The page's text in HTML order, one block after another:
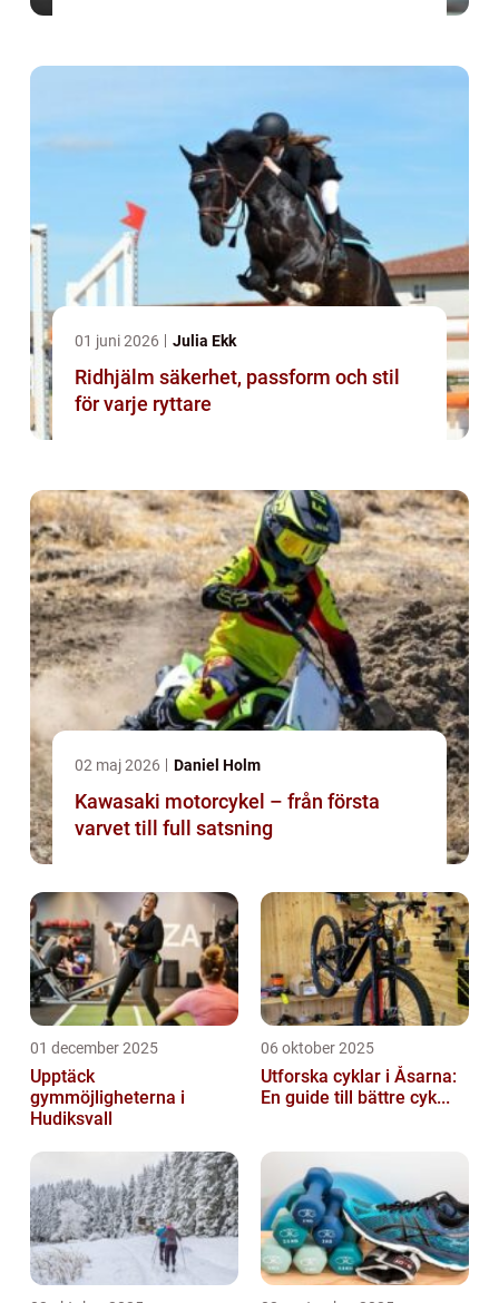
01 juni 2026 Julia Ekk
Ridhjälm säkerhet, passform och stil
för varje ryttare
02 maj 2026 Daniel Holm
Kawasaki motorcykel – från första
varvet till full satsning
01 december 2025
Upptäck
gymmöjligheterna i
Hudiksvall
06 oktober 2025
Utforska cyklar i Åsarna:
En guide till bättre cyk...